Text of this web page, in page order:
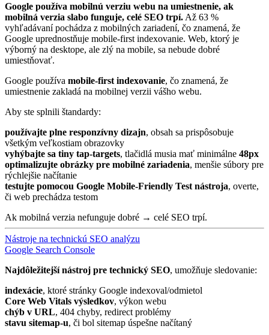
Google používa mobilnú verziu webu na umiestnenie, ak
mobilná verzia slabo funguje, celé SEO trpí. Až 63 %
vyhľadávaní pochádza z mobilných zariadení, čo znamená, že
Google uprednostňuje mobile-first indexovanie. Web, ktorý je
výborný na desktope, ale zlý na mobile, sa nebude dobré
umiestňovať.
Google používa mobile-first indexovanie, čo znamená, že
umiestnenie zakladá na mobilnej verzii vášho webu.
Aby ste splnili štandardy:
používajte plne responzívny dizajn, obsah sa prispôsobuje
všetkým veľkostiam obrazovky
vyhýbajte sa tiny tap-targets, tlačidlá musia mať minimálne 48px
optimalizujte obrázky pre mobilné zariadenia, menšie súbory pre
rýchlejšie načítanie
testujte pomocou Google Mobile-Friendly Test nástroja, overte,
či web prechádza testom
Ak mobilná verzia nefunguje dobré → celé SEO trpí.
Nástroje na technickú SEO analýzu
Google Search Console
Najdôležitejší nástroj pre technický SEO, umožňuje sledovanie:
indexácie, ktoré stránky Google indexoval/odmietol
Core Web Vitals výsledkov, výkon webu
chýb v URL, 404 chyby, redirect problémy
stavu sitemap-u, či bol sitemap úspešne načítaný